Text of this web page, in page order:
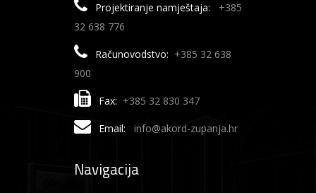
Projektiranje namještaja:
+385
32 638 776
Računovodstvo: +385 32 638
900
Fax: +385 32 830 347
Email: info@akord-zupanja.hr
Navigacija